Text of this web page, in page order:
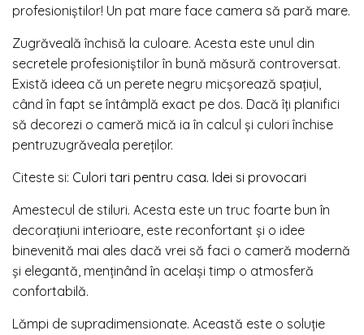
profesioniștilor! Un pat mare face camera să pară mare.
Zugrăveală închisă la culoare. Acesta este unul din
secretele profesioniștilor în bună măsură controversat.
Există ideea că un perete negru micșorează spațiul,
când în fapt se întâmplă exact pe dos. Dacă îți planifici
să decorezi o cameră mică ia în calcul și culori închise
pentruzugrăveala pereților.
Citeste si: Culori tari pentru casa. Idei si provocari
Amestecul de stiluri. Acesta este un truc foarte bun în
decorațiuni interioare, este reconfortant și o idee
binevenită mai ales dacă vrei să faci o cameră modernă
și elegantă, menținând în același timp o atmosferă
confortabilă.
Lămpi de supradimensionate. Această este o soluție